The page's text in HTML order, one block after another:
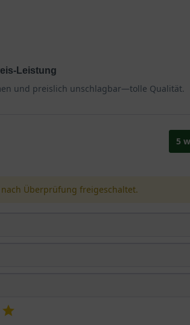
Leistung
und preislich unschlagbar—tolle Qualität.
5
Überprüfung freigeschaltet.